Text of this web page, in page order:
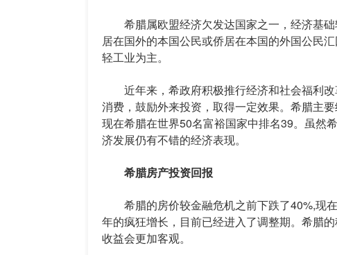
希腊属欧盟经济欠发达国家之一，经济基础
居在国外的本国公民或侨居在本国的外国公民
轻工业为主。
近年来，希政府积极推行经济和社会福利改
消费，鼓励外来投资，取得一定效果。希腊主
现在希腊在世界50名富裕国家中排名39。虽然
济发展仍有不错的经济表现。
希腊房产投资回报
希腊的房价较金融危机之前下跌了40%,现
年的疯狂增长，目前已经进入了调整期。希腊
收益会更加客观。